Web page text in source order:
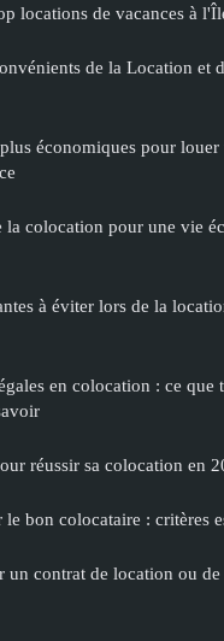
locations de vacances à
de la Location et
économiques pour louer
la colocation pour une vie
à éviter lors de la
en colocation : ce que
réussir sa colocation en
bon colocataire : critères
un contrat de location ou